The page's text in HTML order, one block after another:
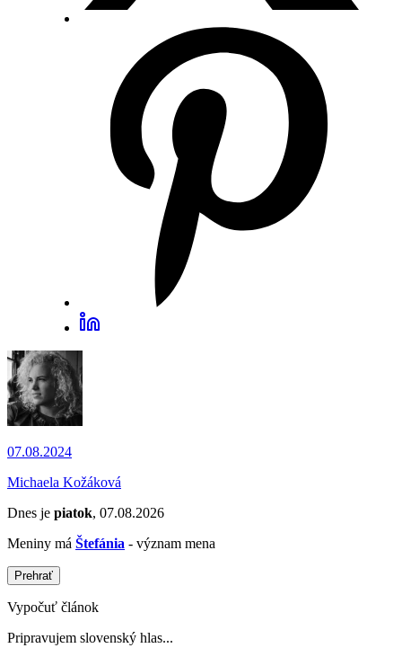
07.08.2024
Michaela Kožáková
Dnes je piatok, 07.08.2026
Meniny má Štefánia - význam mena
Prehrať
Vypočuť článok
Pripravujem slovenský hlas...